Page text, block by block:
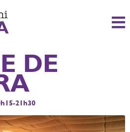
DE
21h30